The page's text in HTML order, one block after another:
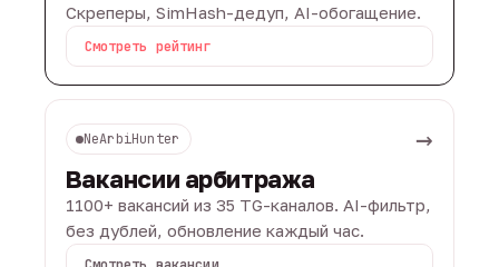
Скреперы, SimHash-дедуп, AI-обогащение.
Смотреть рейтинг
NeArbiHunter →
Вакансии арбитража
1100+ вакансий из 35 TG-каналов. AI-фильтр,
без дублей, обновление каждый час.